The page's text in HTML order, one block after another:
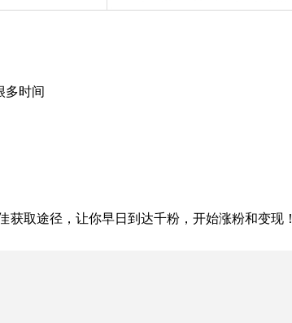
多时间
取途径，让你早日到达千粉，开始涨粉和变现！